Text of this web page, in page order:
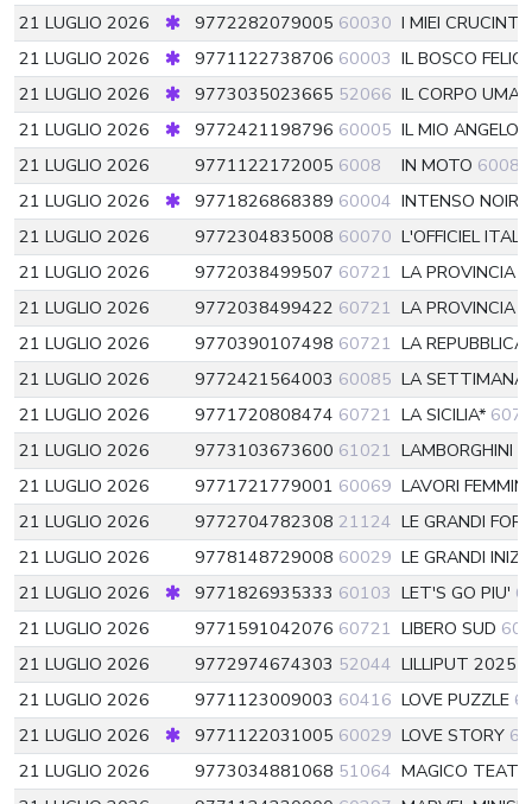
21 LUGLIO 2026
9772282079005 60030 I MIEI
21 LUGLIO 2026
9771122738706 60003 IL BOSCO
21 LUGLIO 2026
9773035023665 52066 IL CORPO
21 LUGLIO 2026
9772421198796 60005 IL MIO ANGELO
21 LUGLIO 2026
9771122172005 6008 IN MOTO 6008
21 LUGLIO 2026
9771826868389 60004 INTENSO NOIR
21 LUGLIO 2026
9772304835008 60070 L'OFFICIEL
21 LUGLIO 2026
9772038499507 60721 LA PROVINCIA
21 LUGLIO 2026
9772038499422 60721 LA PROVINCIA
21 LUGLIO 2026
9770390107498 60721 LA REPUBBLICA
21 LUGLIO 2026
9772421564003 60085 LA SETTIMANA
21 LUGLIO 2026
9771720808474 60721 LA SICILIA*
21 LUGLIO 2026
9773103673600 61021 LAMBORGHINI
21 LUGLIO 2026
9771721779001 60069 LAVORI
21 LUGLIO 2026
9772704782308 21124 LE GRANDI
21 LUGLIO 2026
9778148729008 60029 LE GRANDI
21 LUGLIO 2026
9771826935333 60103 LET'S GO PIU'
21 LUGLIO 2026
9771591042076 60721 LIBERO SUD
21 LUGLIO 2026
9772974674303 52044 LILLIPUT 2025
21 LUGLIO 2026
9771123009003 60416 LOVE PUZZLE
21 LUGLIO 2026
9771122031005 60029 LOVE STORY
21 LUGLIO 2026
9773034881068 51064 MAGICO